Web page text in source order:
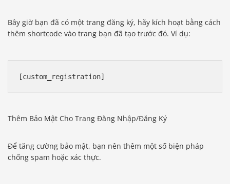
Bây giờ bạn đã có một trang đăng ký, hãy kích hoạt bằng cách
thêm shortcode vào trang bạn đã tạo trước đó. Ví dụ:
[custom_registration]
Thêm Bảo Mật Cho Trang Đăng Nhập/Đăng Ký
Để tăng cường bảo mật, bạn nên thêm một số biện pháp
chống spam hoặc xác thực.